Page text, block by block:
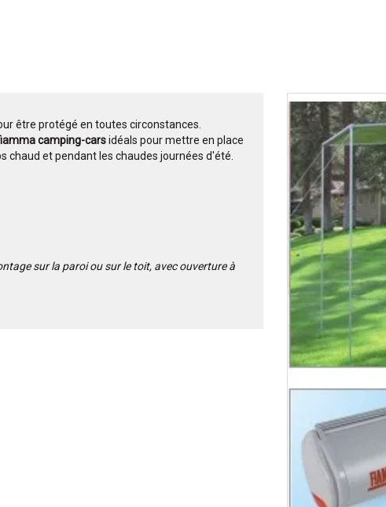
être protégé en toutes circonstances.
camping-carsidéals pour mettre en place
et pendant les chaudes journées d'été.
sur la paroi ou sur le toit, avec ouverture à